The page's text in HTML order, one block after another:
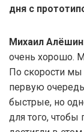
дня с
Михаил
очень хорошо.
По скорости
первую
быстрые, но
для того,